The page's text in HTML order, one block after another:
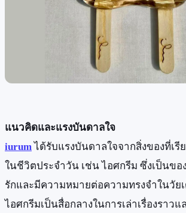
แนวคิดและแรงบันดาลใจ
iurum ได้รับแรงบันดาลใจจากสิ่งของที่เรี
ในชีวิตประจำวัน เช่น ไอศกรีม ซึ่งเป็นข
รักและมีความหมายต่อความทรงจำในวัย
ไอศกรีมเป็นสื่อกลางในการเล่าเรื่องราว